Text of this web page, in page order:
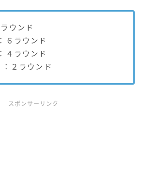
ウンド
６ラウンド
４ラウンド
２ラウンド
スポンサーリンク